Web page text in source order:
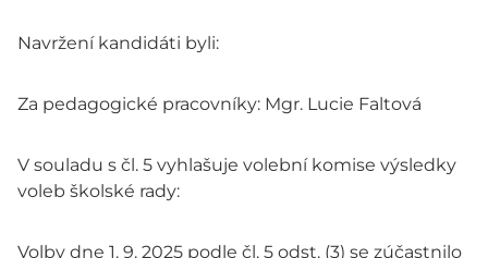
Navržení kandidáti byli:
Za pedagogické pracovníky: Mgr. Lucie Faltová
V souladu s čl. 5 vyhlašuje volební komise výsledky
voleb školské rady:
Volby dne 1. 9. 2025 podle čl. 5 odst. (3) se zúčastnilo